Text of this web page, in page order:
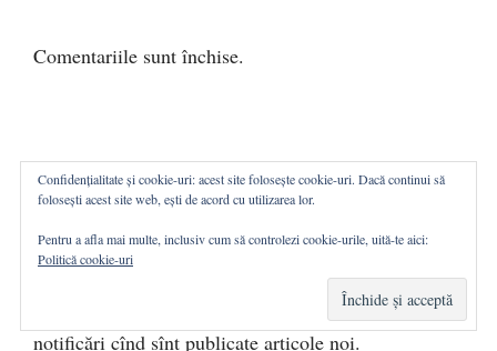
Comentariile sunt închise.
ABONAȚI-VĂ
Introduceți mai jos adresa de email pentru a primi
notificări cînd sînt publicate articole noi.
Confidențialitate și cookie-uri: acest site folosește cookie-uri. Dacă continui să
folosești acest site web, ești de acord cu utilizarea lor.
Pentru a afla mai multe, inclusiv cum să controlezi cookie-urile, uită-te aici:
Politică cookie-uri